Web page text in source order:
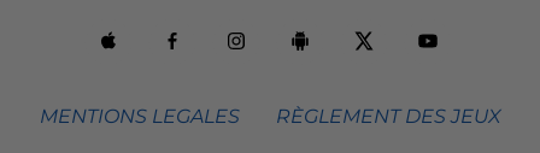
MENTIONS LEGALES RÈGLEMENT DES JEUX